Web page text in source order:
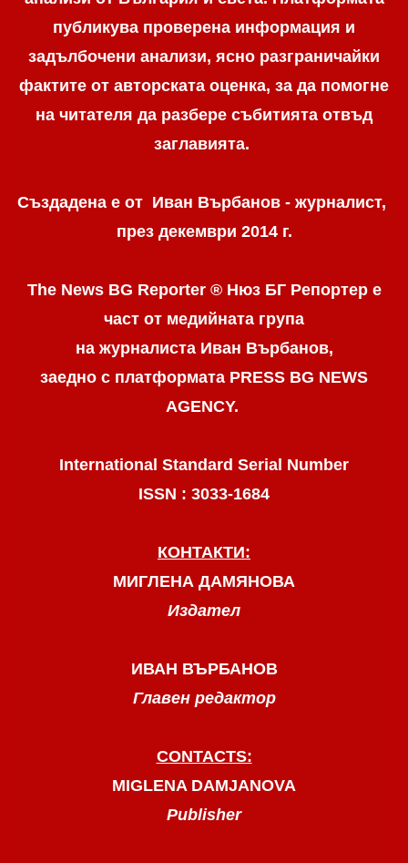
публикува проверена информация и
задълбочени анализи, ясно разграничaйки
фактите от авторската оценка, за да помогне
на читателя да разбере събитията отвъд
заглавията.
Създадена е от Иван Върбанов - журналист,
през декември 2014 г.
The News BG Reporter ® Нюз БГ Репортере
част от медийната група
на журналиста Иван Върбанов,
заедно с платформата PRESS BG NEWS
AGENCY.
International Standard Serial Number
ISSN : 3033-1684
КОНТАКТИ:
МИГЛЕНА ДАМЯНОВА
Издател
ИВАН ВЪРБАНОВ
Главен редактор
CONTACTS:
MIGLENA DAMJANOVA
Publisher